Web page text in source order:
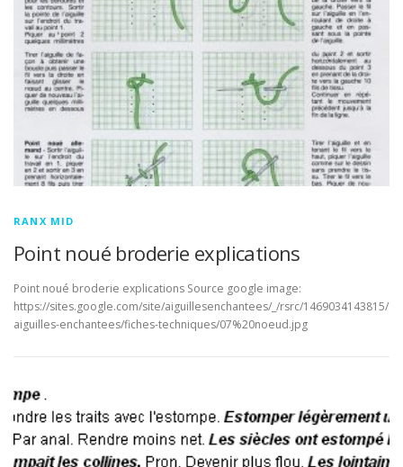
RANX MID
Point noué broderie explications
Point noué broderie explications Source google image:
https://sites.google.com/site/aiguillesenchantees/_/rsrc/1469034143815/
aiguilles-enchantees/fiches-techniques/07%20noeud.jpg